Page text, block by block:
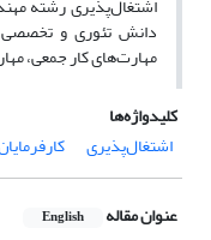
دانش تئوری و
مهارت‌های کار جمعی،
کلیدواژه‌ها
اشتغال‌پذیری
عنوان مقاله English